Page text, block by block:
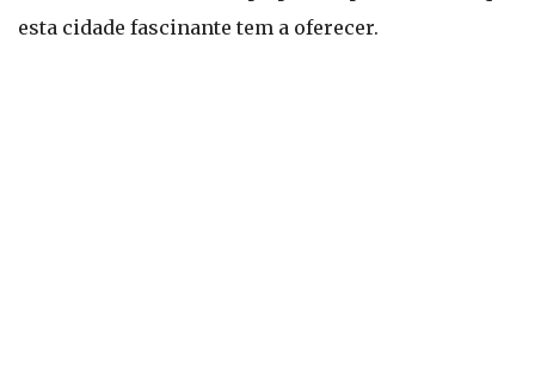
esta cidade fascinante tem a oferecer.